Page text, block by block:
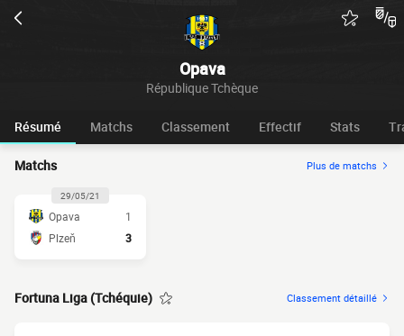
Opava
République Tchèque
Résumé Matchs Classement Effectif Stats
Matchs Plus de matchs
29/05/21
Opava
1
Plzeň
3
Fortuna Liga (Tchéquie) Classement détaillé